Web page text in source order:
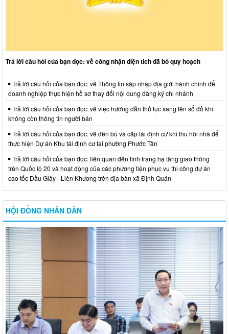
Trả lời câu hỏi của bạn đọc: về công nhận diện tích đã bỏ quy hoạch
Trả lời câu hỏi của bạn đọc: về Thông tin sáp nhập địa giới hành chính để
doanh nghiệp thực hiện hồ sơ thay đổi nội dung đăng ký chi nhánh
Trả lời câu hỏi của bạn đọc: về việc hướng dẫn thủ tục sang tên sổ đỏ khi
không còn thông tin người bán
Trả lời câu hỏi của bạn đọc: về đền bù và cấp tái định cư khi thu hồi nhà để
thực hiện Dự án Khu tái định cư tại phường Phước Tân
Trả lời câu hỏi của bạn đọc: liên quan đến tình trạng hạ tầng giao thông
trên Quốc lộ 20 và hoạt động của các phương tiện phục vụ thi công dự án
cao tốc Dầu Giây - Liên Khương trên địa bàn xã Định Quán
HỘI ĐỒNG NHÂN DÂN